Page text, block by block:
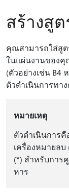
สร้างสู
คุณสามารถใส่สูต
ในแผ่นงานของคุ
(ตัวอย่างเช่น
ตัวดําเนินการทา
หมายเหตุ
ตัวดําเนินการ
เครื่องหมายล
(*) สําหรับการ
หาร